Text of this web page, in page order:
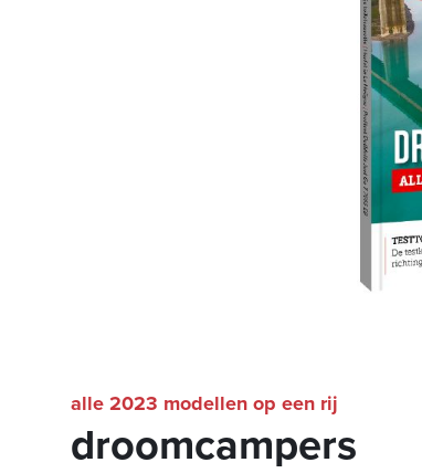
droomcampers
alle 2023 modellen op een rij